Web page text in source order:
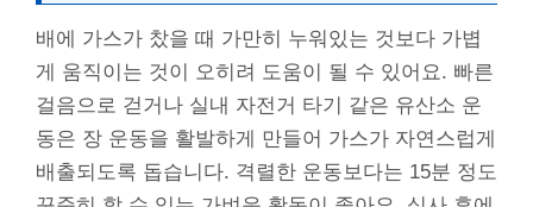
배에 가스가 찼을 때 가만히 누워있는 것보다 가볍
게 움직이는 것이 오히려 도움이 될 수 있어요. 빠른
걸음으로 걷거나 실내 자전거 타기 같은 유산소 운
동은 장 운동을 활발하게 만들어 가스가 자연스럽게
배출되도록 돕습니다. 격렬한 운동보다는 15분 정도